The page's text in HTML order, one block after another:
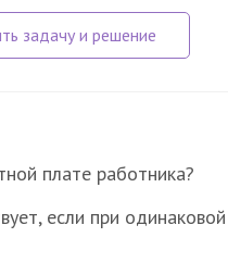
плате работника?
если при